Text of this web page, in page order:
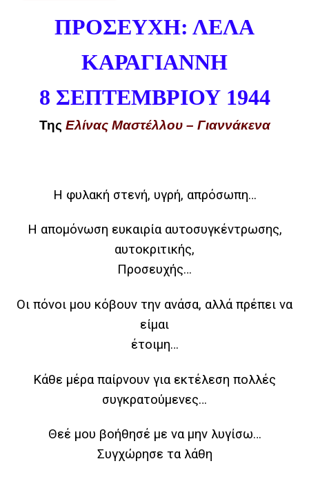
ΠΡΟΣΕΥΧΗ: ΛΕΛΑ
ΚΑΡΑΓΙΑΝΝΗ
8 ΣΕΠΤΕΜΒΡΙΟΥ 1944
Της Ελίνας Μαστέλλου – Γιαννάκενα
Η φυλακή στενή, υγρή, απρόσωπη…
Η απομόνωση ευκαιρία αυτοσυγκέντρωσης,
αυτοκριτικής,
Προσευχής…
Οι πόνοι μου κόβουν την ανάσα, αλλά πρέπει να
είμαι
έτοιμη…
Κάθε μέρα παίρνουν για εκτέλεση πολλές
συγκρατούμενες…
Θεέ μου βοήθησέ με να μην λυγίσω…
Συγχώρησε τα λάθη